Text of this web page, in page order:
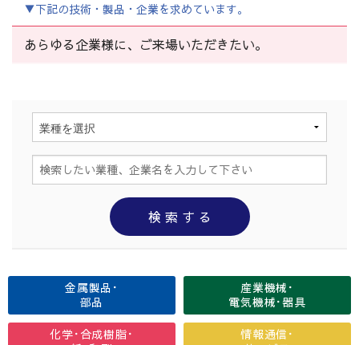
▼下記の技術・製品・企業を求めています。
あらゆる企業様に、ご来場いただきたい。
金属製品･
部品
産業機械･
電気機械･器具
化学･合成樹脂･
情報通信･